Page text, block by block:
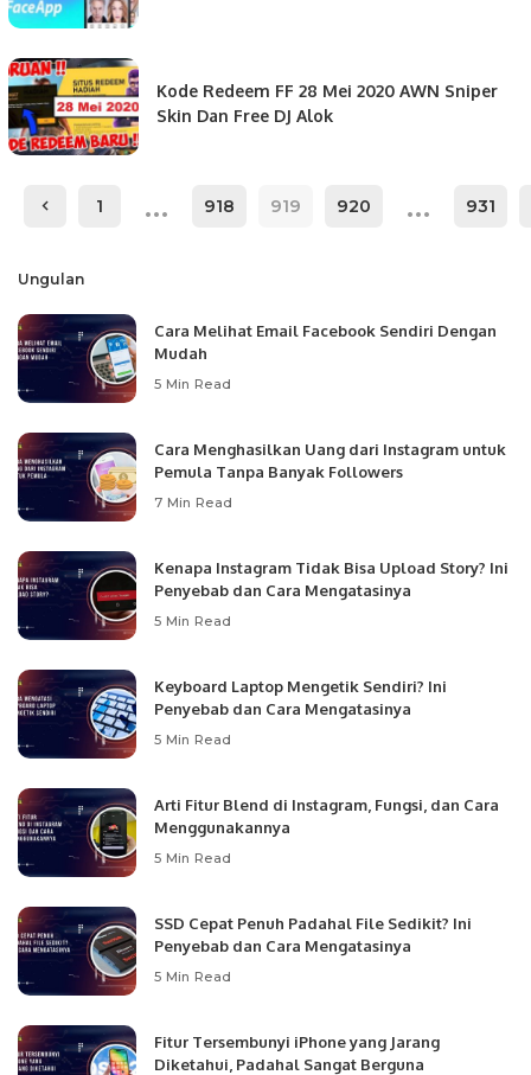
Kode Redeem FF 28 Mei 2020 AWN Sniper
Skin Dan Free DJ Alok
1 … 918 919 920 … 931
Ungulan
Cara Melihat Email Facebook Sendiri Dengan
Mudah
5 Min Read
Cara Menghasilkan Uang dari Instagram untuk
Pemula Tanpa Banyak Followers
7 Min Read
Kenapa Instagram Tidak Bisa Upload Story? Ini
Penyebab dan Cara Mengatasinya
5 Min Read
Keyboard Laptop Mengetik Sendiri? Ini
Penyebab dan Cara Mengatasinya
5 Min Read
Arti Fitur Blend di Instagram, Fungsi, dan Cara
Menggunakannya
5 Min Read
SSD Cepat Penuh Padahal File Sedikit? Ini
Penyebab dan Cara Mengatasinya
5 Min Read
Fitur Tersembunyi iPhone yang Jarang
Diketahui, Padahal Sangat Berguna